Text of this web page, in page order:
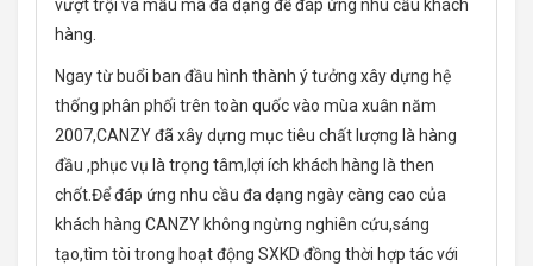
vượt trội và mẫu mã đa dạng để đáp ứng nhu cầu khách
hàng.
Ngay từ buổi ban đầu hình thành ý tưởng xây dựng hệ
thống phân phối trên toàn quốc vào mùa xuân năm
2007,CANZY đã xây dựng mục tiêu chất lượng là hàng
đầu ,phục vụ là trọng tâm,lợi ích khách hàng là then
chốt.Để đáp ứng nhu cầu đa dạng ngày càng cao của
khách hàng CANZY không ngừng nghiên cứu,sáng
tạo,tìm tòi trong hoạt động SXKD đồng thời hợp tác với